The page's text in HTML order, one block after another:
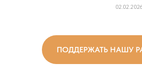
ПОДДЕРЖАТЬ НАШУ